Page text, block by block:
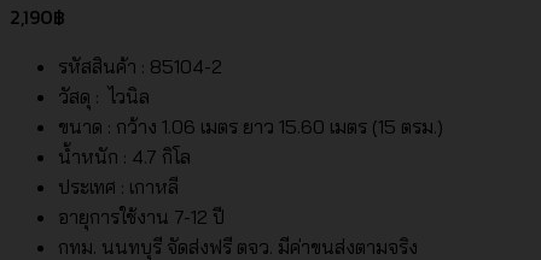
2,190฿
รหัสสินค้า : 85104-2
วัสดุ : ไวนิล
ขนาด : กว้าง 1.06 เมตร ยาว 15.60 เมตร (15 ตรม.)
น้ำหนัก : 4.7 กิโล
ประเทศ : เกาหลี
อายุการใช้งาน 7-12 ปี
กทม. นนทบุรี จัดส่งฟรี ตจว. มีค่าขนส่งตามจริง